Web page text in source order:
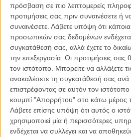
πρόσβαση σε πιο λεπτομερείς
προτιμήσεις σας πριν συναινέσετε ή
συναινέσετε. Λάβετε υπόψη ότι
προσωπικών σας δεδομένων
συγκατάθεσή σας, αλλά έχετε το
την επεξεργασία. Οι προτιμήσεις σας
τον ιστότοπο. Μπορείτε να αλλάξετε
ανακαλέσετε τη συγκατάθεσή σας
επιστρέφοντας σε αυτόν τον ιστότοπο
κουμπί "Απορρήτου" στο κάτω μέρος
Λάβετε επίσης υπόψη ότι αυτός ο
χρησιμοποιεί μία ή περισσότερες
ενδέχεται να συλλέγει και να
Σημείωση: το διαφημιστικό για το
director's cut που ο Νικολας Βίντινγκ
και περιλαμβάνει ένα δικό του cameo,
πάνω στην Μπλέικ Λάιβλι!
Δείτε τα και τα δύο παρακάτω και